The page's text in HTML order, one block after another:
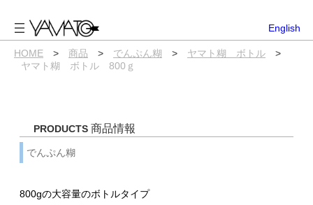
容
を
ス
キ
ッ
English
HOME > 商品 > でんぷん糊 > ヤマト糊 ボトル
>
ヤマト糊 ボトル 800ｇ
PRODUCTS 商品情報
でんぷん糊
800gの大容量のボトルタイプ